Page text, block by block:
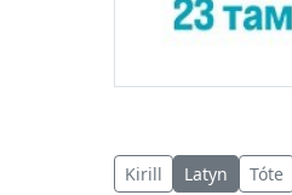
Kirill Latyn Tóte